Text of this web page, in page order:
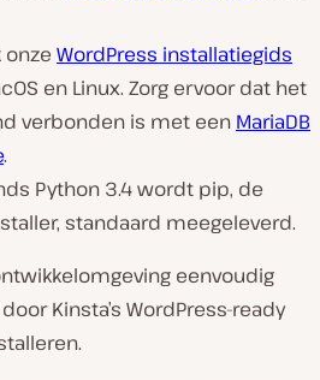
onze WordPress installatiegids
en Linux. Zorg ervoor dat het
verbonden is met een MariaDB
.
Python 3.4 wordt pip, de
standaard meegeleverd.
eenvoudig
Kinsta’s WordPress-ready